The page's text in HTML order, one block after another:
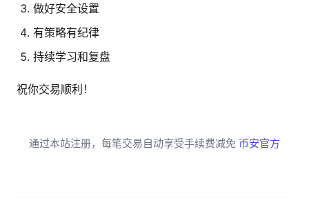
做好安全设置
有策略有纪律
持续学习和复盘
祝你交易顺利！
通过本站注册，每笔交易自动享受手续费减免 币安官方